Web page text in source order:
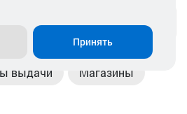
выдачи Магазины
Принять